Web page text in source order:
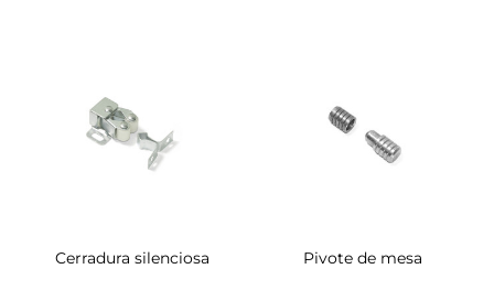
Cerradura silenciosa Pivote de mesa